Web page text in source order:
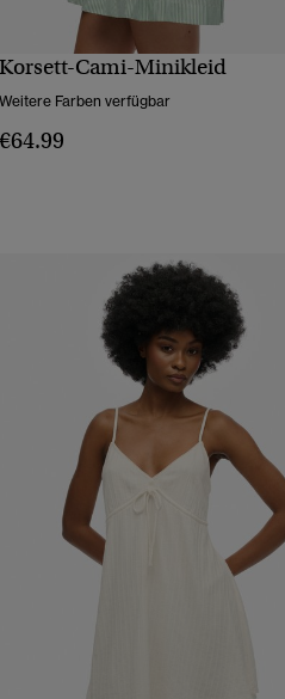
Korsett-Cami-Minikleid
Weitere Farben verfügbar
€64.99